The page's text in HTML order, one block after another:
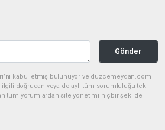
Gönder
kabul etmiş bulunuyor ve duzcemeydan.com
ilgili doğrudan veya dolaylı tüm sorumluluğu tek
tüm yorumlardan site yönetimi hiçbir şekilde